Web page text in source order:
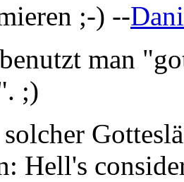
;-) --
man
;)
Hell's